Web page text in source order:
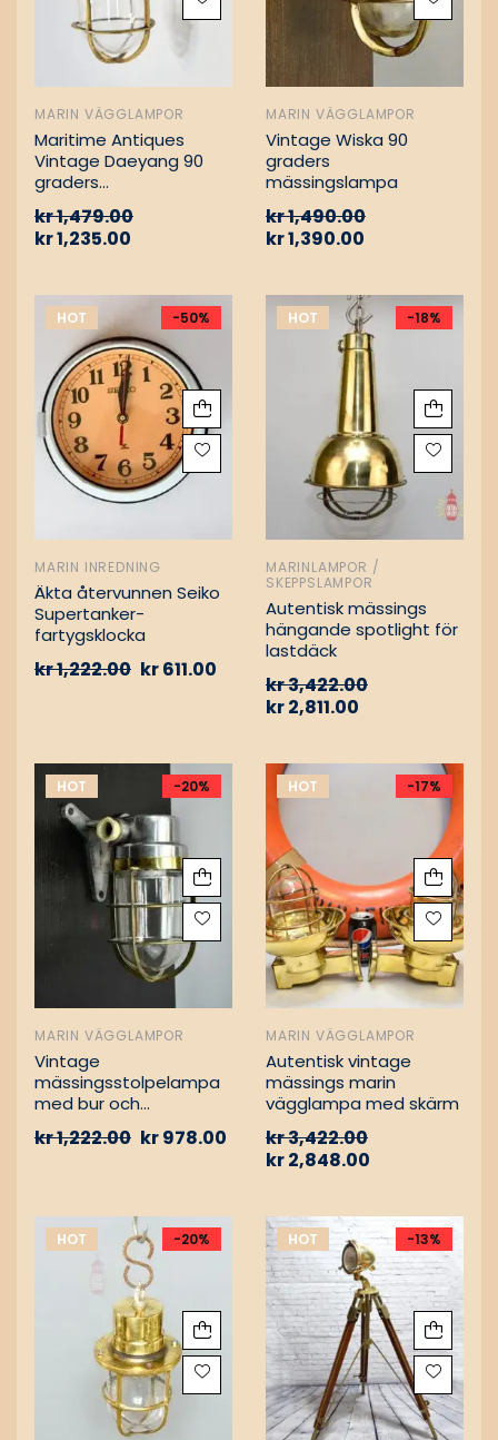
MARIN VÄGGLAMPOR
Maritime Antiques
Vintage Daeyang 90
graders
kr1,479.00
kr1,235.00
MARIN VÄGGLAMPOR
Vintage Wiska 90
graders
mässingslampa
kr1,490.00
kr1,390.00
HOT -50%
MARIN INREDNING
Äkta återvunnen Seiko
Supertanker-
fartygsklocka
kr1,222.00 kr611.00
HOT -18%
MARINLAMPOR /
SKEPPSLAMPOR
Autentisk mässings
hängande spotlight för
lastdäck
kr3,422.00
kr2,811.00
HOT -20%
MARIN VÄGGLAMPOR
Vintage
mässingsstolpelampa
med bur och
Nautisk
kr1,222.00 kr978.00
HOT -17%
MARIN VÄGGLAMPOR
Autentisk vintage
mässings marin
vägglampa med skärm
kr3,422.00
kr2,848.00
HOT -20% HOT -13%